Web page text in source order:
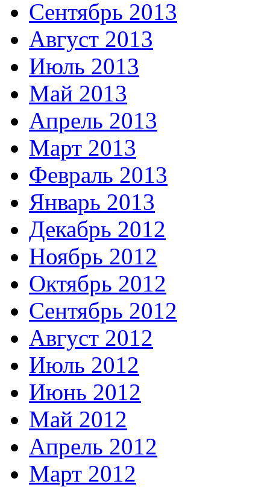
Сентябрь 2013
Август 2013
Июль 2013
Май 2013
Апрель 2013
Март 2013
Февраль 2013
Январь 2013
Декабрь 2012
Ноябрь 2012
Октябрь 2012
Сентябрь 2012
Август 2012
Июль 2012
Июнь 2012
Май 2012
Апрель 2012
Март 2012